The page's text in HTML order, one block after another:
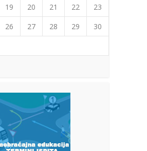
19 20 21 22
23
26 27 28 29
30